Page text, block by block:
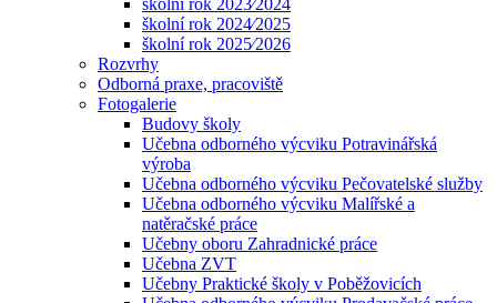
školní rok 2023⁄2024
školní rok 2024⁄2025
školní rok 2025⁄2026
Rozvrhy
Odborná praxe, pracoviště
Fotogalerie
Budovy školy
Učebna odborného výcviku Potravinářská
výroba
Učebna odborného výcviku Pečovatelské služby
Učebna odborného výcviku Malířské a
natěračské práce
Učebny oboru Zahradnické práce
Učebna ZVT
Učebny Praktické školy v Poběžovicích